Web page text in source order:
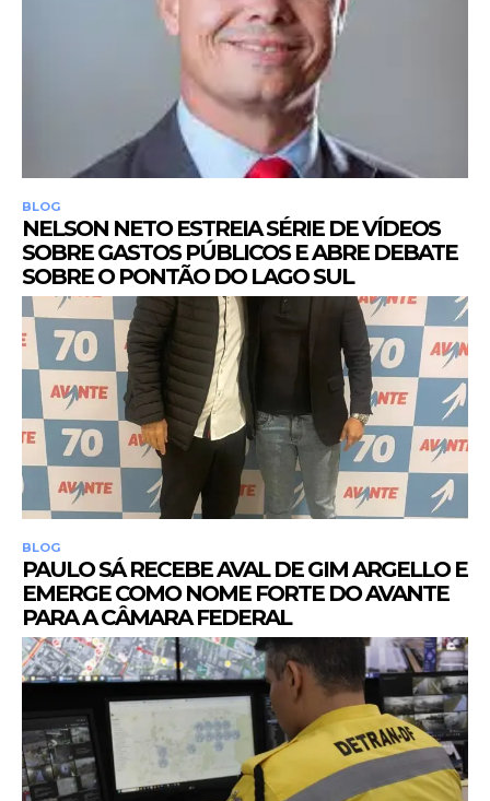
BLOG
NELSON NETO ESTREIA SÉRIE DE VÍDEOS
SOBRE GASTOS PÚBLICOS E ABRE DEBATE
SOBRE O PONTÃO DO LAGO SUL
BLOG
PAULO SÁ RECEBE AVAL DE GIM ARGELLO E
EMERGE COMO NOME FORTE DO AVANTE
PARA A CÂMARA FEDERAL